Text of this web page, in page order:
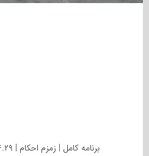
برنامه کامل | زمزم احکام | ۱۴۰۵.۴.۲۹ | استاد محمدی